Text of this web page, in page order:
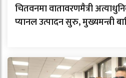
चितवनमा वातावरणमैत्री अत्याधुनिक
प्यानल उत्पादन सुरु, मुख्यमन्त्री